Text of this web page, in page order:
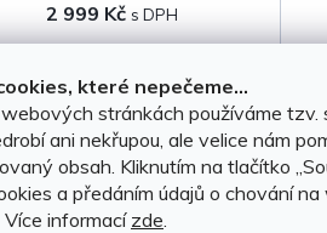
které nepečeme...
stránkách používáme tzv.
ani nekřupou, ale velice nám
obsah. Kliknutím na tlačítko
a předáním údajů o chování
Více informací zde
k
t
ů
2 999 Kč
DO KOŠÍKU